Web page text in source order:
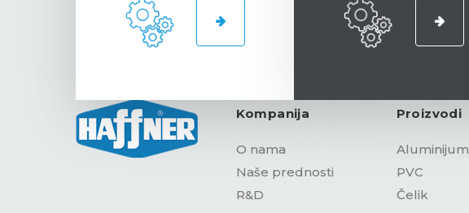
Kompanija
O nama
Naše prednosti
R&D
Proizvodi
Aluminijum
PVC
Čelik